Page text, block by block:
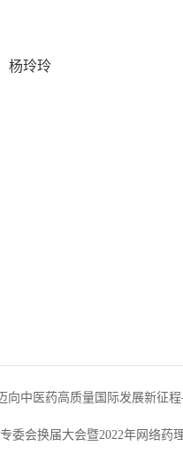
杨玲玲
向中医药高质量国际发展新征
委会换届大会暨2022年网络药